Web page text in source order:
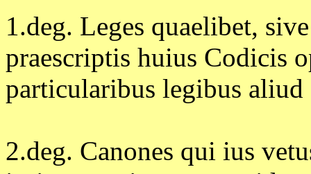
1.deg. Leges quaelibet,
praescriptis huius Codicis
particularibus legibus aliud
2.deg. Canones qui ius